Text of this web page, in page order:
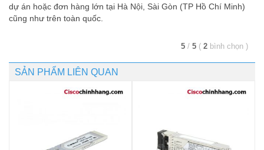
dự án hoặc đơn hàng lớn tại Hà Nội, Sài Gòn (TP Hồ Chí Minh)
cũng như trên toàn quốc.
5 / 5 ( 2 bình chọn )
SẢN PHẨM LIÊN QUAN